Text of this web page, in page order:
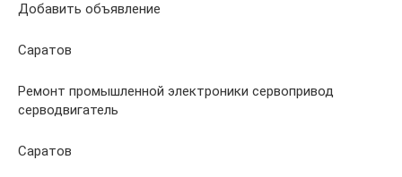
Добавить объявление
Саратов
Ремонт промышленной электроники сервопривод
серводвигатель
Саратов